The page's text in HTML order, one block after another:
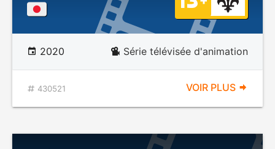
2020 Série télévisée d'animation
430521 VOIR PLUS